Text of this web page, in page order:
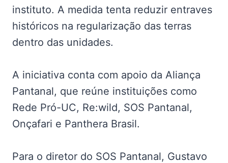
instituto. A medida tenta reduzir entraves
históricos na regularização das terras
dentro das unidades.
A iniciativa conta com apoio da Aliança
Pantanal, que reúne instituições como
Rede Pró-UC, Re:wild, SOS Pantanal,
Onçafari e Panthera Brasil.
Para o diretor do SOS Pantanal, Gustavo